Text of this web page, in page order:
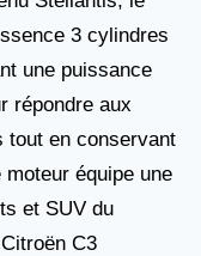
3 cylindres
une puissance
répondre aux
tout en conservant
équipe une
et SUV du
C3